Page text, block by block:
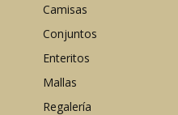
Camisas
Conjuntos
Enteritos
Mallas
Regalería